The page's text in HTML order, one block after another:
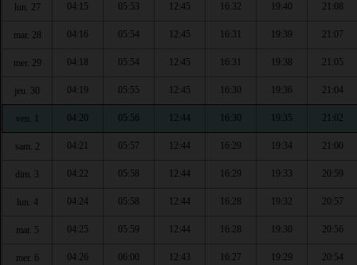
lun. 27 04:15 05:53 12:45 16:32 19:40 21:08
mar. 28 04:16 05:54 12:45 16:31 19:39 21:07
mer. 29 04:18 05:54 12:45 16:31 19:38 21:05
jeu. 30 04:19 05:55 12:45 16:30 19:36 21:04
ven. 1 04:20 05:56 12:44 16:30 19:35 21:02
sam. 2 04:21 05:57 12:44 16:29 19:34 21:00
dim. 3 04:22 05:58 12:44 16:29 19:33 20:59
lun. 4 04:24 05:58 12:44 16:28 19:32 20:57
mar. 5 04:25 05:59 12:44 16:28 19:30 20:56
mer. 6 04:26 06:00 12:43 16:27 19:29 20:54